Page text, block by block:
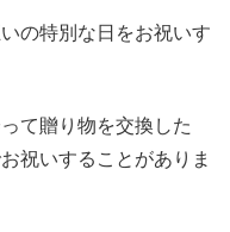
の特別な日をお祝いす
て贈り物を交換した
祝いすることがありま